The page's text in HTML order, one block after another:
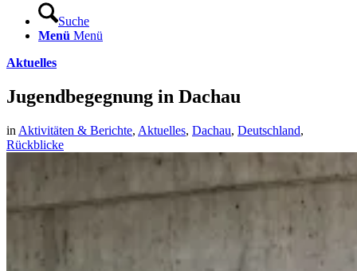
Suche
Menü Menü
Aktuelles
Jugendbegegnung in Dachau
in Aktivitäten & Berichte, Aktuelles, Dachau, Deutschland,
Rückblicke